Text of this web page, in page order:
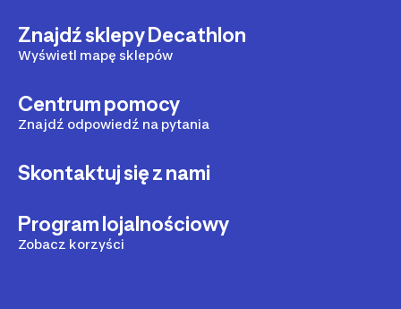
Znajdź sklepy Decathlon
Wyświetl mapę sklepów
Centrum pomocy
Znajdź odpowiedź na pytania
Skontaktuj się z nami
Program lojalnościowy
Zobacz korzyści